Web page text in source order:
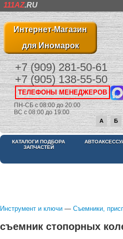
111AZ.RU
Интернет-Магазин
для Иномарок
+7 (909) 281-50-61
+7 (905) 138-55-50
ТЕЛЕФОНЫ МЕНЕДЖЕРОВ
ПН-СБ с 08:00 до 20:00
ВС с 08:00 до 19:00
А Б
КАТАЛОГИ ПОДБОРА
ЗАПЧАСТЕЙ
Инструмент и ключи — Съемники,
съемник стопорных